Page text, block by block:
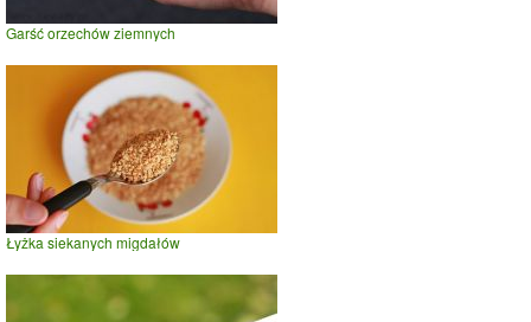
Garść orzechów ziemnych
Łyżka siekanych migdałów